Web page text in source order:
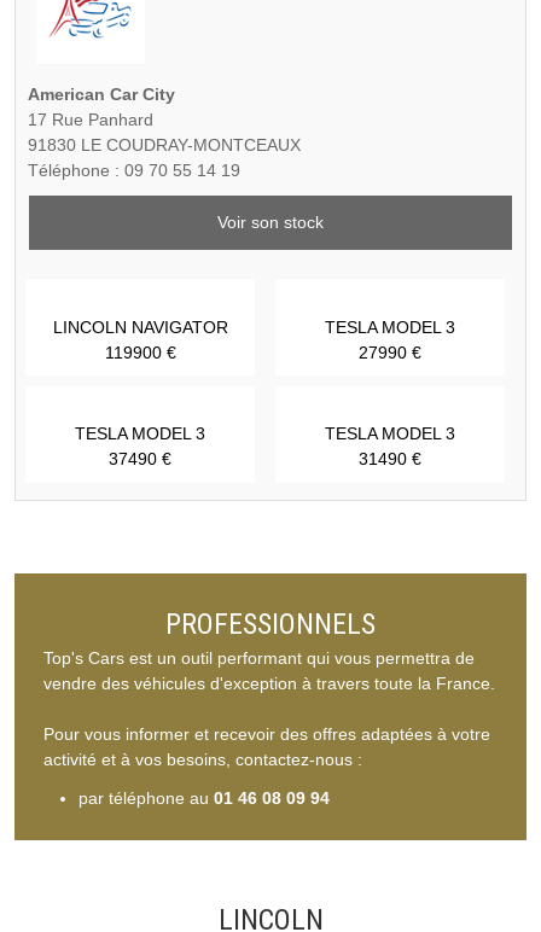
American Car City
17 Rue Panhard
91830 LE COUDRAY-MONTCEAUX
Téléphone : 09 70 55 14 19
Voir son stock
LINCOLN NAVIGATOR
119900 €
TESLA MODEL 3
27990 €
TESLA MODEL 3
37490 €
TESLA MODEL 3
31490 €
PROFESSIONNELS
Top's Cars est un outil performant qui vous permettra de
vendre des véhicules d'exception à travers toute la France.
Pour vous informer et recevoir des offres adaptées à votre
activité et à vos besoins, contactez-nous :
par téléphone au 01 46 08 09 94
LINCOLN